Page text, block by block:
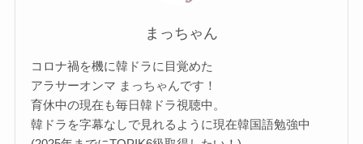
まっちゃん
コロナ禍を機に韓ドラに目覚めた
アラサーオンマ まっちゃんです！
育休中の現在も毎日韓ドラ視聴中。
韓ドラを字幕なしで見れるように現在韓国語勉強中